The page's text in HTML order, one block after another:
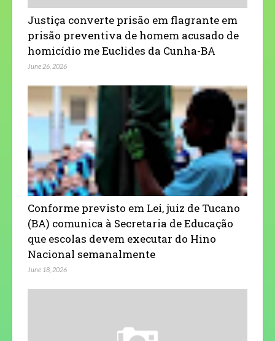
Justiça converte prisão em flagrante em
prisão preventiva de homem acusado de
homicídio me Euclides da Cunha-BA
June 26, 2026
Conforme previsto em Lei, juiz de Tucano
(BA) comunica à Secretaria de Educação
que escolas devem executar do Hino
Nacional semanalmente
June 18, 2026